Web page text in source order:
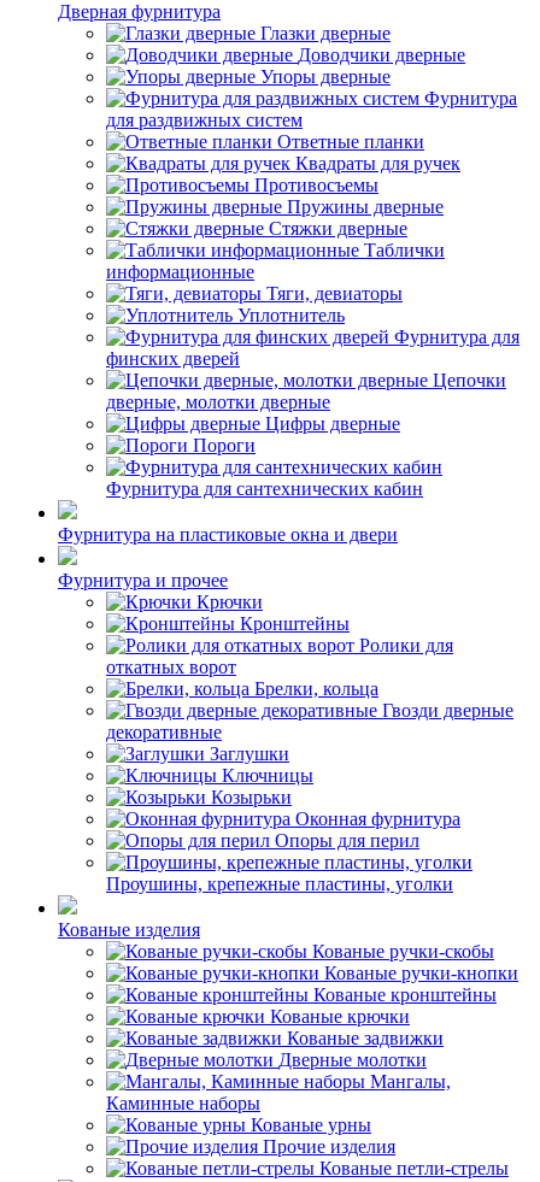
Дверная фурнитура
Глазки дверные
Доводчики дверные
Упоры дверные
Фурнитура
для раздвижных систем
Ответные планки
Квадраты для ручек
Противосъемы
Пружины дверные
Стяжки дверные
Таблички
информационные
Тяги, девиаторы
Уплотнитель
Фурнитура для
финских дверей
Цепочки
дверные, молотки дверные
Цифры дверные
Пороги
Фурнитура для сантехнических кабин
Фурнитура на пластиковые окна и двери
Фурнитура и прочее
Крючки
Кронштейны
Ролики для
откатных ворот
Брелки, кольца
Гвозди дверные
декоративные
Заглушки
Ключницы
Козырьки
Оконная фурнитура
Опоры для перил
Проушины, крепежные пластины, уголки
Кованые изделия
Кованые ручки-скобы
Кованые ручки-кнопки
Кованые кронштейны
Кованые крючки
Кованые задвижки
Дверные молотки
Мангалы,
Каминные наборы
Кованые урны
Прочие изделия
Кованые петли-стрелы